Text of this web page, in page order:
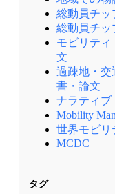
総動員チッ
総動員チッ
モビリテ
文
過疎地・交
書・論文
ナラティブ
Mobility
世界モビリ
MCDC
タグ